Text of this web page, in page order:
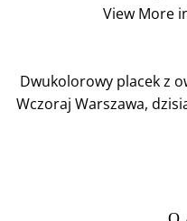
View More
Dwukolorowy placek z
Wczoraj Warszawa,